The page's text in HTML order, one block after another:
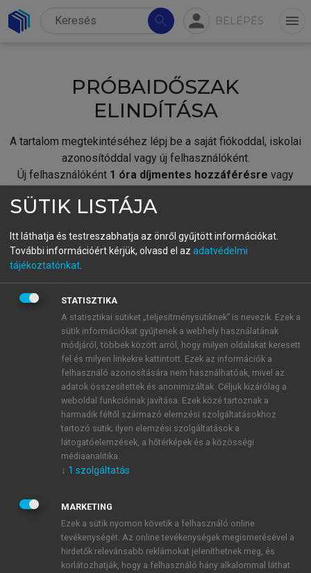
search person BELÉPÉS menu
PRÓBAIDŐSZAK
ELINDÍTÁSA
A tartalom megtekintéséhez lépj be a saját fiókoddal, iskolai
azonosítóddal vagy új felhasználóként.
Új felhasználóként 1 óra díjmentes hozzáférésre vagy
fiókoddal,vagy hozz létre új fiókot.
A regisztráció után apróbaidőszakautomatikusan
BELÉPÉS SAJÁT FIÓKKAL
ÚJ FIÓK LÉTREHOZÁSA
1 óra díjmentes hozzáférés
E-MAIL-CÍM
JELSZÓ
JELSZÓ ÚJRA
SÜTIK LISTÁJA
Itt láthatja és testreszabhatja az önről gyűjtött információkat.
További információért kérjük, olvasd el az adatvédelmi
tájékoztatónkat
STATISZTIKA
A statisztikai sütiket „teljesítménysütiknek” is nevezik. Ezek a
sütik információkat gyűjtenek a webhely használatának
módjáról, többek között arról, hogy milyen oldalakat keresett
fel és milyen linkekre kattintott. Ezek az információk a
felhasználó azonosítására nem használhatóak, mivel az
adatok összesítettek és anonimizáltak. Céljuk kizárólag a
weboldal funkcióinak javítása. Ezek közé tartoznak a
harmadik féltől származó elemzési szolgáltatásokhoz
tartozó sütik; ilyen elemzési szolgáltatások a
látogatóelemzések, a hőtérképek és a közösségi
médiaanalitika.
↓ 1 szolgáltatás
MARKETING
Ezek a sütik nyomon követik a felhasználó online
tevékenységét. Az online tevékenységek megismerésével a
hirdetők relevánsabb reklámokat jeleníthetnek meg, és
korlátozhatják, hogy a felhasználó hány alkalommal láthat